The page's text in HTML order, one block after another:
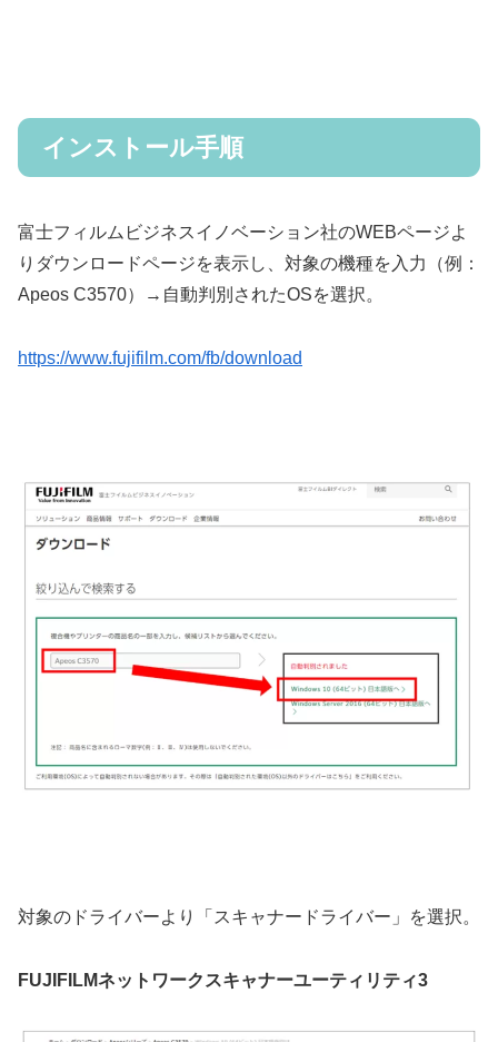
インストール手順
富士フィルムビジネスイノベーション社のWEBページよ
りダウンロードページを表示し、対象の機種を入力（例：
Apeos C3570）→自動判別されたOSを選択。
https://www.fujifilm.com/fb/download
対象のドライバーより「スキャナードライバー」を選択。
FUJIFILMネットワークスキャナーユーティリティ3